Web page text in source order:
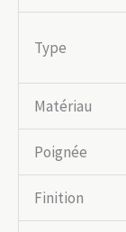
Type
Matériau
Poignée
Finition